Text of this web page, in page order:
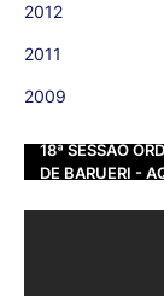
2012
2011
2009
18ª SESSÃO
DE BARUERI -